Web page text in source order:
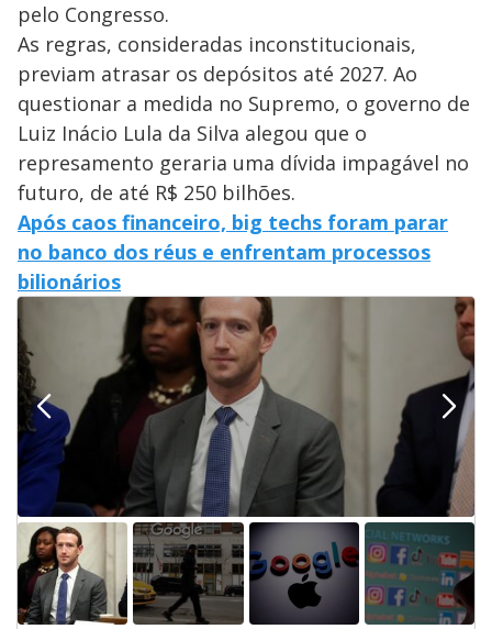
pelo Congresso.
As regras, consideradas inconstitucionais,
previam atrasar os depósitos até 2027. Ao
questionar a medida no Supremo, o governo de
Luiz Inácio Lula da Silva alegou que o
represamento geraria uma dívida impagável no
futuro, de até R$ 250 bilhões.
Após caos financeiro, big techs foram parar
no banco dos réus e enfrentam processos
bilionários